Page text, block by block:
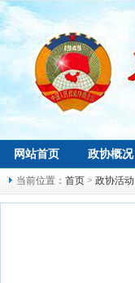
网站首页 政协概况
当前位置： 首页 > 政协活动